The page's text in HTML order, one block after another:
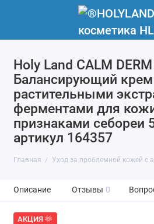
Holy Land CALM DERM
Балансирующий
растительными
ферментами для
признаками себореи
артикул 164357
Главная Уход за проблемной кожей с
Описание Отзывы 0
АКЦИЯ 🫶